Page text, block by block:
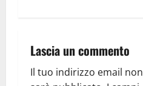
Lascia un commento
Il tuo indirizzo email non